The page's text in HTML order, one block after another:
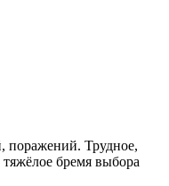
поражений. Трудное,
тяжёлое бремя выбора